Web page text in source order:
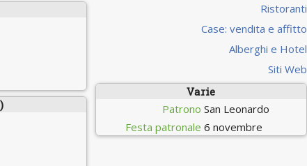
Ristoranti
Case: vendita e affitto
Alberghi e Hotel
Siti Web
Varie
Patrono San Leonardo
Festa patronale 6 novembre